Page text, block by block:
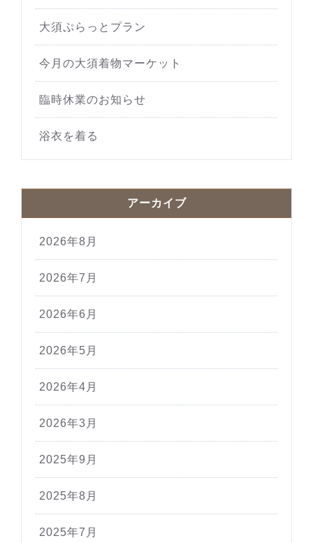
大須ぷらっとプラン
今月の大須着物マーケット
臨時休業のお知らせ
浴衣を着る
アーカイブ
2026年8月
2026年7月
2026年6月
2026年5月
2026年4月
2026年3月
2025年9月
2025年8月
2025年7月